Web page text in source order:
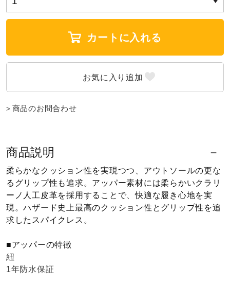
ワーキング
寝具／ミズノスリープ
アウトドア／レイン
健康／エクササイズ
カートに入れる
商品のお問合わせ
商品説明
柔らかなクッション性を実現つつ、アウトソールの更な
るグリップ性も追求。アッパー素材には柔らかいクラリ
ーノ人工皮革を採用することで、快適な履き心地を実
現。ハザード史上最高のクッション性とグリップ性を追
求したスパイクレス。
■アッパーの特徴
紐
1年防水保証